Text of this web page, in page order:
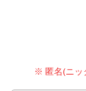
※ 匿名(ニッ